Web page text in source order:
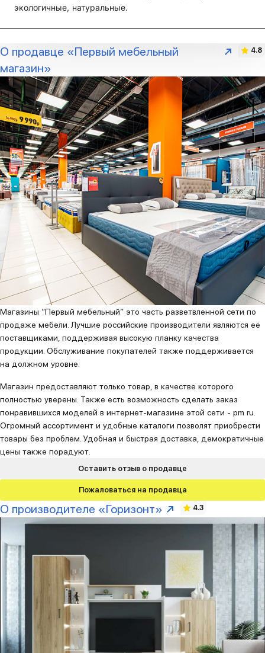
экологичные, натуральные.
О продавце «Первый мебельный
магазин»
4.8
Оставить отзыв о продавце
Пожаловаться на продавца
Магазины “Первый мебельный” это часть разветвленной сети по
продаже мебели. Лучшие российские производители являются её
поставщиками, поддерживая высокую планку качества
продукции. Обслуживание покупателей также поддерживается
на должном уровне.
Магазин предоставляют только товар, в качестве которого
полностью уверены. Также есть возможность сделать заказ
понравившихся моделей в интернет-магазине этой сети - pm ru.
Огромный ассортимент и удобные каталоги позволят приобрести
товары без проблем. Удобная и быстрая доставка, демократичные
цены также порадуют.
О производителе «Горизонт» 4.3